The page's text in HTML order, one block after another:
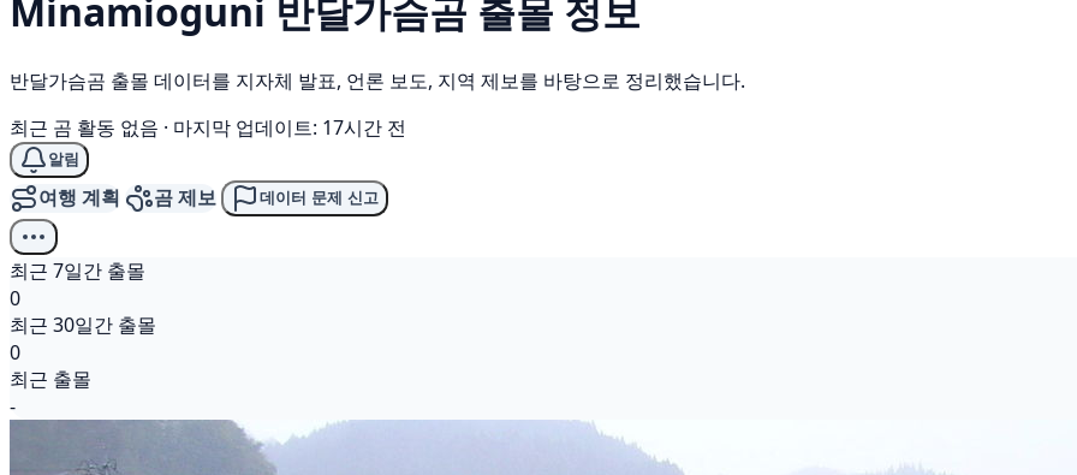
Minamioguni 반달가슴곰 출몰 정보
반달가슴곰 출몰 데이터를 지자체 발표, 언론 보도, 지역 제보를 바탕으로 정리했습니다.
최근 곰 활동 없음 · 마지막 업데이트: 17시간 전
알림
여행 계획 곰 제보 데이터 문제 신고
최근 7일간 출몰
0
최근 30일간 출몰
0
최근 출몰
-